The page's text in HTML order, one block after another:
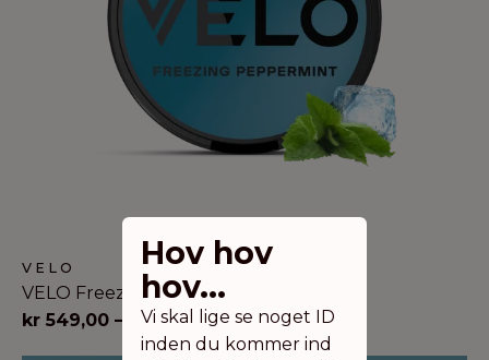
VELO
VELO Freezing Peppermint | 5
kr 549,00 – kr2.149,00Prisinterval:
kr 549,00
Hov hov
hov...
Vi skal lige se noget ID
inden du kommer ind